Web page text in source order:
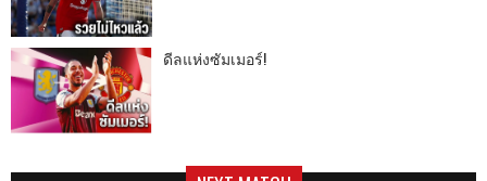
ดีลแห่งซัมเมอร์!